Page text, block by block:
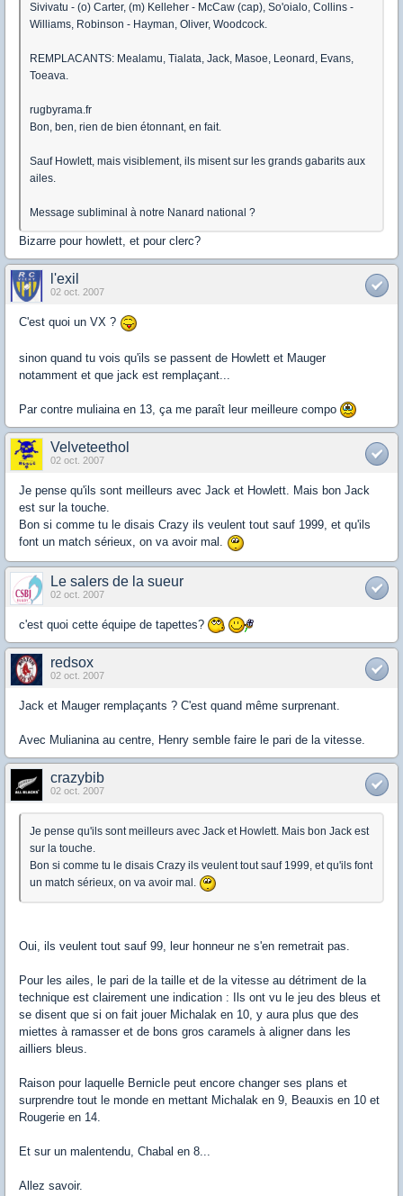
Sivivatu - (o) Carter, (m) Kelleher - McCaw (cap), So'oialo, Collins -
Williams, Robinson - Hayman, Oliver, Woodcock.
REMPLACANTS: Mealamu, Tialata, Jack, Masoe, Leonard, Evans,
Toeava.
rugbyrama.fr
Bon, ben, rien de bien étonnant, en fait.
Sauf Howlett, mais visiblement, ils misent sur les grands gabarits aux
ailes.
Message subliminal à notre Nanard national ?
Bizarre pour howlett, et pour clerc?
l'exil
02 oct. 2007
C'est quoi un VX ?
sinon quand tu vois qu'ils se passent de Howlett et Mauger
notamment et que jack est remplaçant...
Par contre muliaina en 13, ça me paraît leur meilleure compo
Velveteethol
02 oct. 2007
Je pense qu'ils sont meilleurs avec Jack et Howlett. Mais bon Jack
est sur la touche.
Bon si comme tu le disais Crazy ils veulent tout sauf 1999, et qu'ils
font un match sérieux, on va avoir mal.
Le salers de la sueur
02 oct. 2007
c'est quoi cette équipe de tapettes?
redsox
02 oct. 2007
Jack et Mauger remplaçants ? C'est quand même surprenant.
Avec Mulianina au centre, Henry semble faire le pari de la vitesse.
crazybib
02 oct. 2007
Je pense qu'ils sont meilleurs avec Jack et Howlett. Mais bon Jack est
sur la touche.
Bon si comme tu le disais Crazy ils veulent tout sauf 1999, et qu'ils font
un match sérieux, on va avoir mal.
Oui, ils veulent tout sauf 99, leur honneur ne s'en remetrait pas.
Pour les ailes, le pari de la taille et de la vitesse au détriment de la
technique est clairement une indication : Ils ont vu le jeu des bleus et
se disent que si on fait jouer Michalak en 10, y aura plus que des
miettes à ramasser et de bons gros caramels à aligner dans les
ailliers bleus.
Raison pour laquelle Bernicle peut encore changer ses plans et
surprendre tout le monde en mettant Michalak en 9, Beauxis en 10 et
Rougerie en 14.
Et sur un malentendu, Chabal en 8...
Allez savoir.